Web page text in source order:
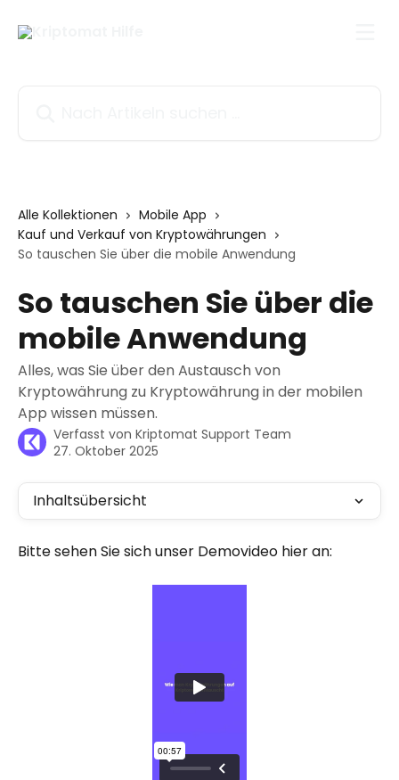
Alle Kollektionen
Mobile App
Kauf und Verkauf von Kryptowährungen
So tauschen Sie über die mobile Anwendung
So tauschen Sie über die
mobile Anwendung
Alles, was Sie über den Austausch von
Kryptowährung zu Kryptowährung in der mobilen
App wissen müssen.
Verfasst von Kriptomat Support Team
27. Oktober 2025
Inhaltsübersicht
Bitte sehen Sie sich unser Demovideo hier an: